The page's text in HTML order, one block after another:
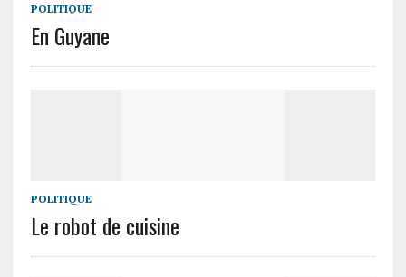
POLITIQUE
En Guyane
POLITIQUE
Le robot de cuisine